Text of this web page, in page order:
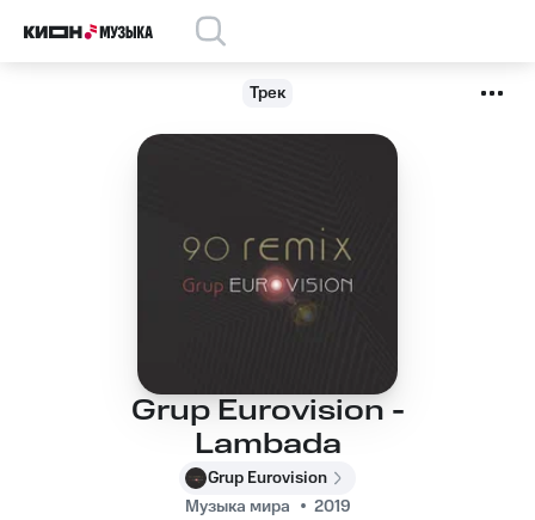
Трек
Grup Eurovision -
Lambada
Grup Eurovision
Музыка мира
2019